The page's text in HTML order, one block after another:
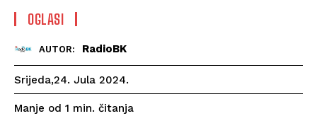
OGLASI
AUTOR: RadioBK
Srijeda,24. Jula 2024.
Manje od 1 min. čitanja